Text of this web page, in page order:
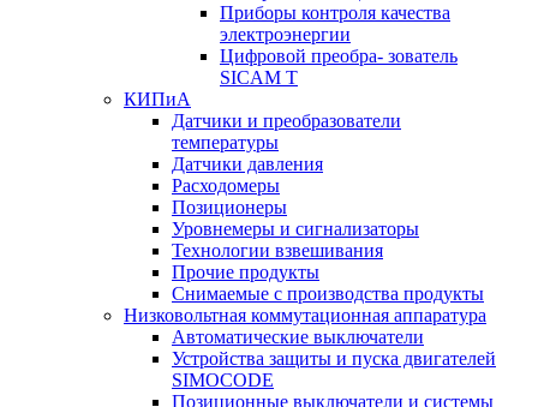
Приборы контроля качества
электроэнергии
Цифровой преобра- зователь
SICAM T
КИПиА
Датчики и преобразователи
температуры
Датчики давления
Расходомеры
Позиционеры
Уровнемеры и сигнализаторы
Технологии взвешивания
Прочие продукты
Снимаемые с производства продукты
Низковольтная коммутационная аппаратура
Автоматические выключатели
Устройства защиты и пуска двигателей
SIMOCODE
Позиционные выключатели и системы